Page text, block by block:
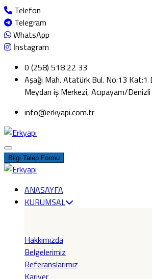
Telefon
Telegram
WhatsApp
İnstagram
0 (258) 518 22 33
Aşağı Mah. Atatürk Bul. No:13
Meydan iş Merkezi, Acıpayam/Denizli
info@erkyapi.com.tr
Bilgi Talep Formu
ANASAYFA
KURUMSAL
Hakkımızda
Belgelerimiz
Referanslarımız
Kariyer